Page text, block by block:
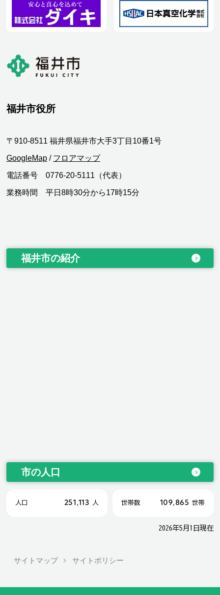
福井市役所
〒910-8511 福井県福井市大手3丁目10番1号
GoogleMap / フロアマップ
電話番号 0776-20-5111（代表）
業務時間 平日8時30分から17時15分
福井市の紹介
市の人口
人口 251,113 人 世帯数 109,865 世帯
2026年5月1日現在
サイトマップ サイトポリシー